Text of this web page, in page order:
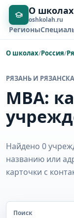
О школах
oshkolah.ru
Регионы
О школах/Россия/
РЯЗАНЬ И
MBA:
Найдено 0
названию или
карточки с
Поиск